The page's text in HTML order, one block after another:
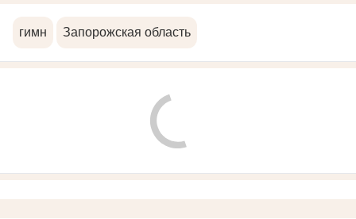
гимн Запорожская область